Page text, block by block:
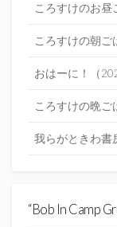
ころすけのお昼
ころすけの朝ご
おはーに！（
ころすけの晩ご
我らがときわ書
“Bob In Camp